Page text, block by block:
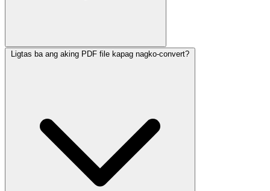
Ligtas ba ang aking PDF file kapag nagko-convert?